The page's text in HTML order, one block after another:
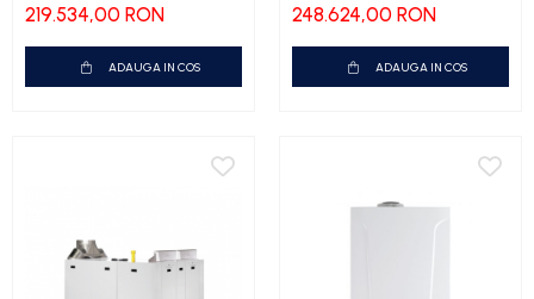
219.534,00 RON
ADAUGA IN COS
248.624,00 RON
ADAUGA IN COS